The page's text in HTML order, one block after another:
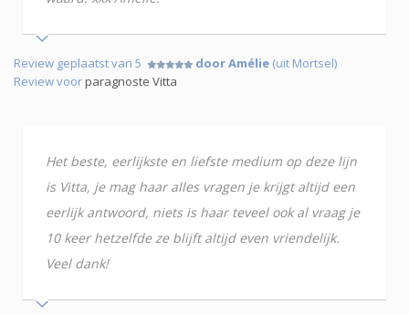
Review geplaatst van 5 door Amélie (uit Mortsel)
Review voorparagnoste Vitta
Het beste, eerlijkste en liefste medium op deze lijn
is Vitta, je mag haar alles vragen je krijgt altijd een
eerlijk antwoord, niets is haar teveel ook al vraag je
10 keer hetzelfde ze blijft altijd even vriendelijk.
Veel dank!